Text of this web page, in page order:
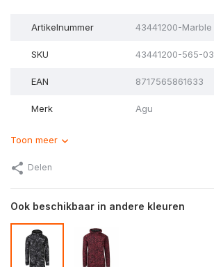
Artikelnummer 43441200-Marble
SKU 43441200-565-03
EAN 8717565861633
Merk Agu
Toon meer
Delen
Ook beschikbaar in andere kleuren